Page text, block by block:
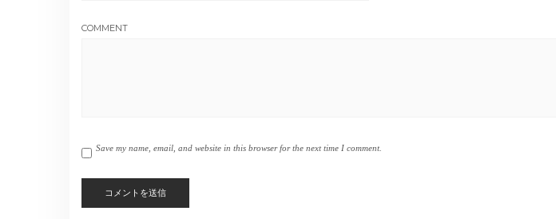
COMMENT
Save my name, email, and website in this browser for the next time I comment.